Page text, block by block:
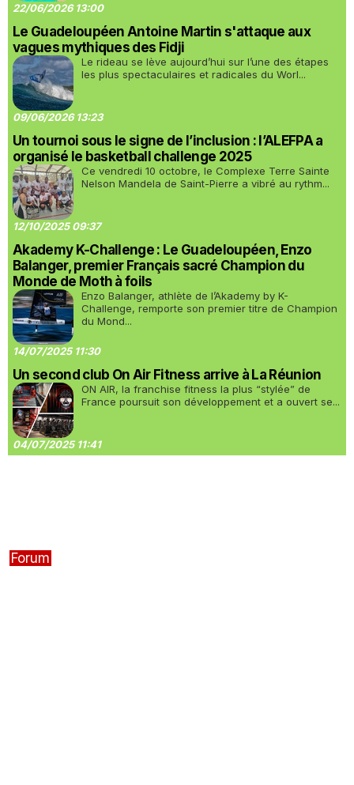
22/06/2026 13:00
Le Guadeloupéen Antoine Martin s'attaque aux
vagues mythiques des Fidji
Le rideau se lève aujourd’hui sur l’une des étapes
les plus spectaculaires et radicales du Worl...
09/06/2026 13:23
Un tournoi sous le signe de l’inclusion : l’ALEFPA a
organisé le basketball challenge 2025
Ce vendredi 10 octobre, le Complexe Terre Sainte
Nelson Mandela de Saint-Pierre a vibré au rythm...
12/10/2025 09:37
Akademy K-Challenge : Le Guadeloupéen, Enzo
Balanger, premier Français sacré Champion du
Monde de Moth à foils
Enzo Balanger, athlète de l’Akademy by K-
Challenge, remporte son premier titre de Champion
du Mond...
14/07/2025 11:30
Un second club On Air Fitness arrive à La Réunion
ON AIR, la franchise fitness la plus “stylée” de
France poursuit son développement et a ouvert se...
04/07/2025 11:41
Forum